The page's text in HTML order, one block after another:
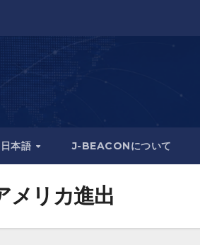
日本語 J-BEACONについて
メリカ進出